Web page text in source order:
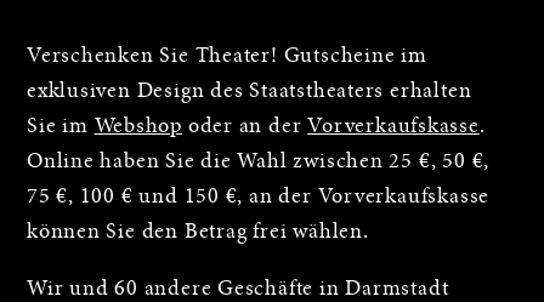
Verschenken Sie Theater! Gutscheine im
exklusiven Design des Staatstheaters erhalten
Sie im Webshop oder an der Vorverkaufskasse.
Online haben Sie die Wahl zwischen 25 €, 50 €,
75 €, 100 € und 150 €, an der Vorverkaufskasse
können Sie den Betrag frei wählen.
Wir und 60 andere Geschäfte in Darmstadt